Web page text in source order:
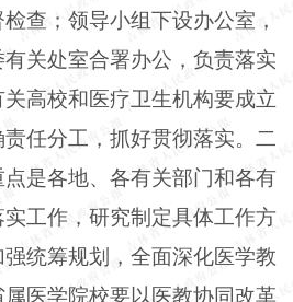
查；领导小组下设办公室，
关处室合署办公，负责落实
高校和医疗卫生机构要成立
任分工，抓好贯彻落实。二
是各地、各有关部门和各有
工作，研究制定具体工作方
统筹规划，全面深化医学教
医学院校要以医教协同改革